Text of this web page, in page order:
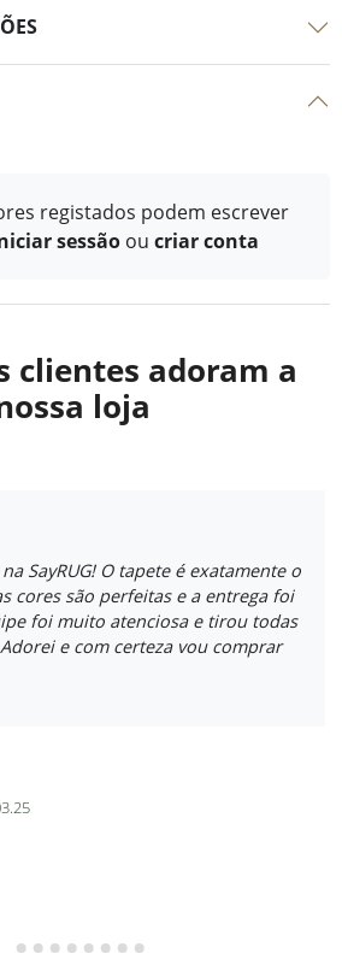
registados podem escrever
sessão ou criar conta
clientes adoram a
loja
SayRUG! O tapete é exatamente o
cores são perfeitas e a entrega foi
foi muito atenciosa e tirou todas
e com certeza vou comprar